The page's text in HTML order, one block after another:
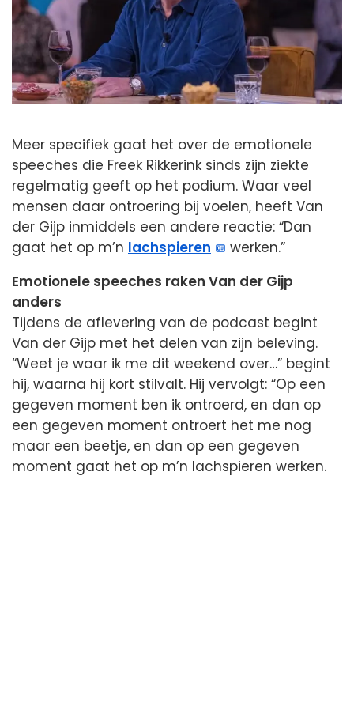
Meer specifiek gaat het over de emotionele
speeches die Freek Rikkerink sinds zijn ziekte
regelmatig geeft op het podium. Waar veel
mensen daar ontroering bij voelen, heeft Van
der Gijp inmiddels een andere reactie: “Dan
gaat het op m’n lachspieren
werken.”
Emotionele speeches raken Van der Gijp
anders
Tijdens de aflevering van de podcast begint
Van der Gijp met het delen van zijn beleving.
“Weet je waar ik me dit weekend over…” begint
hij, waarna hij kort stilvalt. Hij vervolgt: “Op een
gegeven moment ben ik ontroerd, en dan op
een gegeven moment ontroert het me nog
maar een beetje, en dan op een gegeven
moment gaat het op m’n lachspieren werken.